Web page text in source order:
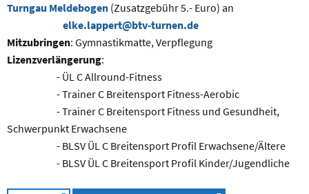
Turngau Meldebogen (Zusatzgebühr 5.- Euro) an
elke.lappert@btv-turnen.de
Mitzubringen: Gymnastikmatte, Verpflegung
Lizenzverlängerung:
- ÜL C Allround-Fitness
- Trainer C Breitensport Fitness-Aerobic
- Trainer C Breitensport Fitness und Gesundheit,
Schwerpunkt Erwachsene
- BLSV ÜL C Breitensport Profil Erwachsene/Ältere
- BLSV ÜL C Breitensport Profil Kinder/Jugendliche